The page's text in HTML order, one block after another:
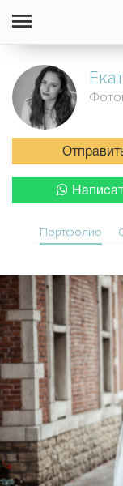
Портфолио